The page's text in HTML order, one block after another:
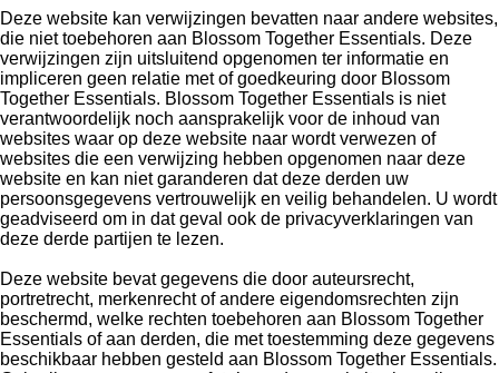
Deze website kan verwijzingen bevatten naar andere websites,
die niet toebehoren aan Blossom Together Essentials. Deze
verwijzingen zijn uitsluitend opgenomen ter informatie en
impliceren geen relatie met of goedkeuring door Blossom
Together Essentials. Blossom Together Essentials is niet
verantwoordelijk noch aansprakelijk voor de inhoud van
websites waar op deze website naar wordt verwezen of
websites die een verwijzing hebben opgenomen naar deze
website en kan niet garanderen dat deze derden uw
persoonsgegevens vertrouwelijk en veilig behandelen. U wordt
geadviseerd om in dat geval ook de privacyverklaringen van
deze derde partijen te lezen.
Deze website bevat gegevens die door auteursrecht,
portretrecht, merkenrecht of andere eigendomsrechten zijn
beschermd, welke rechten toebehoren aan Blossom Together
Essentials of aan derden, die met toestemming deze gegevens
beschikbaar hebben gesteld aan Blossom Together Essentials.